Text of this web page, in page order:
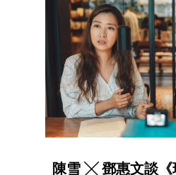
陳雪 ╳ 鄧惠文談《